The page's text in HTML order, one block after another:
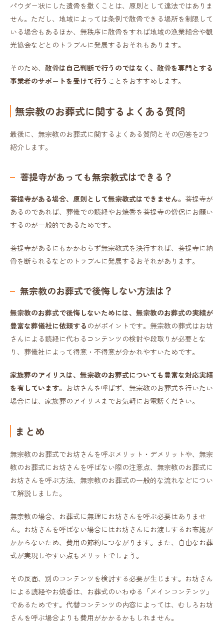
パウダー状にした遺骨を撒くことは、原則として違法ではありま
せん。ただし、地域によっては条例で散骨できる場所を制限して
いる場合もあるほか、無秩序に散骨をすれば地域の漁業組合や観
光協会などとのトラブルに発展するおそれもあります。
そのため、 散骨は自己判断で行うのではなく、散骨を専門とする
事業者のサポートを受けて行う ことをおすすめします。
無宗教のお葬式に関するよくある質問
最後に、無宗教のお葬式に関するよくある質問とその回答を2つ
紹介します。
菩提寺があっても無宗教式はできる？
菩提寺がある場合、原則として無宗教式はできません。 菩提寺が
あるのであれば、葬儀での読経やお焼香を菩提寺の僧侶にお願い
するのが一般的であるためです。
菩提寺があるにもかかわらず無宗教式を決行すれば、菩提寺に納
骨を断られるなどのトラブルに発展するおそれがあります。
無宗教のお葬式で後悔しない方法は？
無宗教のお葬式で後悔しないためには、無宗教のお葬式の実績が
豊富な葬儀社に依頼する のがポイントです。無宗教の葬式はお坊
さんによる読経に代わるコンテンツの検討や段取りが必要とな
り、葬儀社によって得意・不得意が分かれやすいためです。
家族葬のアイリスは、無宗教のお葬式についても豊富な対応実績
を有しています。 お坊さんを呼ばず、無宗教のお葬式を行いたい
場合には、家族葬のアイリスまでお気軽にお電話ください。
まとめ
無宗教のお葬式でお坊さんを呼ぶメリット・デメリットや、無宗
教のお葬式にお坊さんを呼ばない際の注意点、無宗教のお葬式に
お坊さんを呼ぶ方法、無宗教のお葬式の一般的な流れなどについ
て解説しました。
無宗教の場合、お葬式に無理にお坊さんを呼ぶ必要はありませ
ん。お坊さんを呼ばない場合にはお坊さんにお渡しするお布施が
かからないため、費用の節約につながります。また、自由なお葬
式が実現しやすい点もメリットでしょう。
その反面、別のコンテンツを検討する必要が生じます。お坊さん
による読経やお焼香は、お葬式のいわゆる「メインコンテンツ」
であるためです。代替コンテンツの内容によっては、むしろお坊
さんを呼ぶ場合よりも費用がかかるかもしれません。